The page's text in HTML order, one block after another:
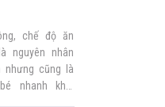
chế độ ăn
nguyên nhân
nhưng cũng là
nhanh khỏi